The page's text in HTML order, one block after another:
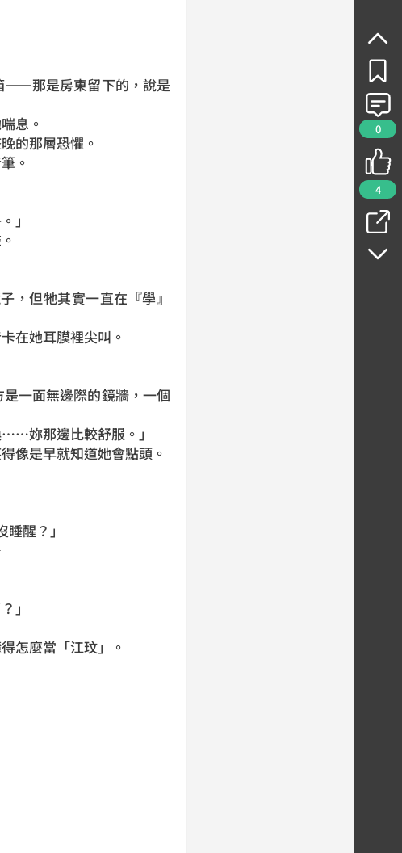
0
4
——那是房東留下的，說是
息。
的那層恐懼。
。
」
，但牠其實一直在『學』
在她耳膜裡尖叫。
一面無邊際的鏡牆，一個
妳那邊比較舒服。」
像是早就知道她會點頭。
醒？」
」
怎麼當「江玟」。